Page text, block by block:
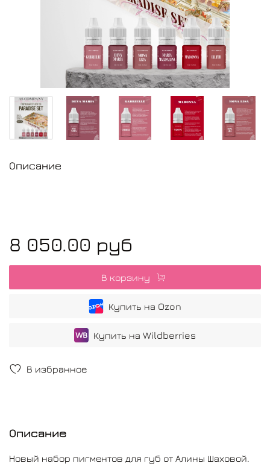
В избранное
Описание
8 050.00 руб
В корзину
Купить на Ozon
Купить на Wildberries
Описание
Новый набор пигментов для губ от Алины Шаховой.